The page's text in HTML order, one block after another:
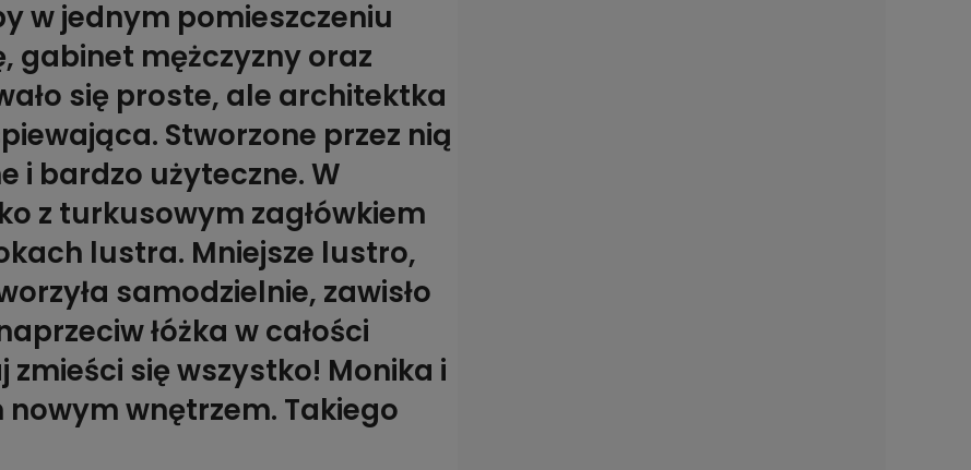
w jednym pomieszczeniu
gabinet mężczyzny oraz
się proste, ale architektka
Stworzone przez nią
i bardzo użyteczne. W
z turkusowym zagłówkiem
lustra. Mniejsze lustro,
samodzielnie, zawisło
łóżka w całości
się wszystko! Monika i
wnętrzem. Takiego